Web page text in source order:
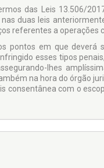
das Leis 13.506/
duas leis
referentes a operações
pontos em que deverá
esses tipos
lhes
na hora do órgão
consentânea com o